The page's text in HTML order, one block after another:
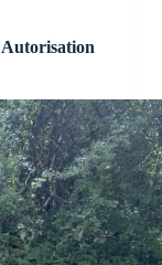
Autorisation